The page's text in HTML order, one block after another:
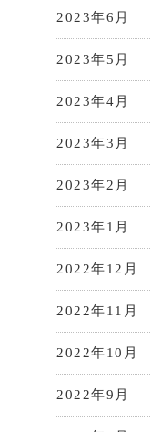
2023年6月
2023年5月
2023年4月
2023年3月
2023年2月
2023年1月
2022年12月
2022年11月
2022年10月
2022年9月